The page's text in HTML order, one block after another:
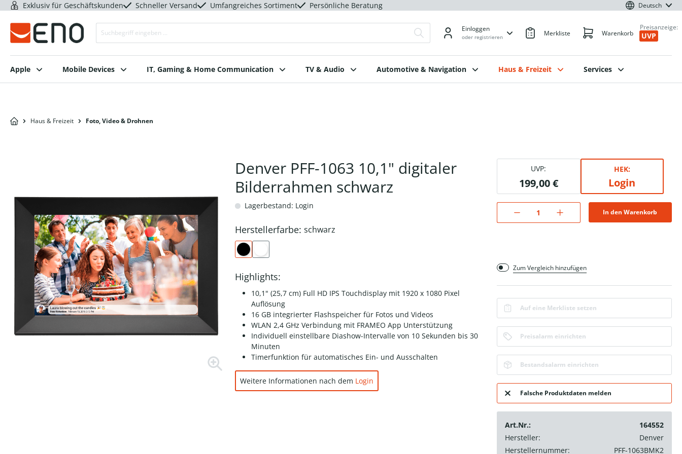
Exklusiv für Geschäftskunden Schneller Versand Umfangreiches Sortiment Persönliche Beratung Deutsch
Einloggen
oder registrieren Merkliste Warenkorb
Preisanzeige:
UVP
Apple Mobile Devices IT, Gaming & Home Communication TV & Audio Automotive & Navigation Haus & Freizeit Services
Haus & Freizeit Foto, Video & Drohnen
Denver PFF-1063 10,1" digitaler
Bilderrahmen schwarz
Lagerbestand: Login
Herstellerfarbe: schwarz
Highlights:
10,1" (25,7 cm) Full HD IPS Touchdisplay mit 1920 x 1080 Pixel
Auflösung
16 GB integrierter Flashspeicher für Fotos und Videos
WLAN 2,4 GHz Verbindung mit FRAMEO App Unterstützung
Individuell einstellbare Diashow-Intervalle von 10 Sekunden bis 30
Minuten
Timerfunktion für automatisches Ein- und Ausschalten
Weitere Informationen nach dem Login
UVP:
199,00 €
HEK:
Login
In den Warenkorb
Zum Vergleich hinzufügen
Auf eine Merkliste setzen
Preisalarm einrichten
Bestandsalarm einrichten
Falsche Produktdaten melden
Art.Nr.:
164552
Hersteller:
Denver
Herstellernummer:
PFF-1063BMK2